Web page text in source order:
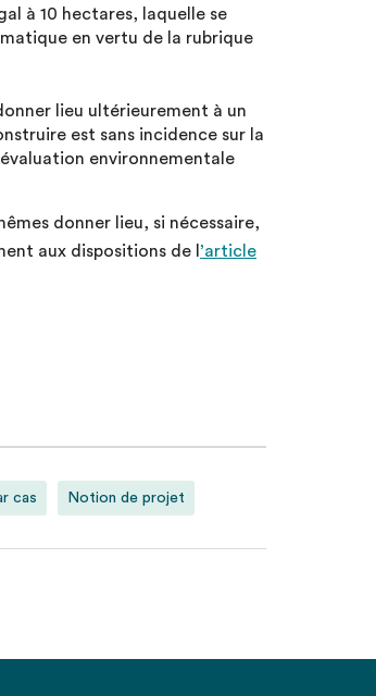
à 10 hectares, laquelle se
en vertu de la rubrique
lieu ultérieurement à un
est sans incidence sur la
environnementale
donner lieu, si nécessaire,
aux dispositions de l ’article
cas Notion de projet